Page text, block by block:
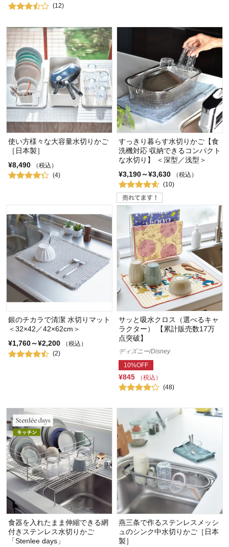
(12)
使い方様々な大容量水切りかご
［日本製］
¥8,490
（税込）
(4)
すっきり暮らす水切りかご【食
洗機対応 収納できるコンパクト
な水切り】 ＜深型／浅型＞
¥3,190～¥3,630
（税込）
(10)
銀のチカラで清潔 水切りマット
＜32×42／42×62cm＞
¥1,760～¥2,200
（税込）
(2)
サッと吸水クロス（選べるキャ
ラクター） 【累計販売数17万
点突破】
ディズニー/Disney
10%OFF
¥845
（税込）
(48)
食器を入れたまま伸縮できる網
付きステンレス水切りかご
「Stenlee days」
燕三条で作るステンレスメッシ
ュのシンク中水切りかご［日本
製］